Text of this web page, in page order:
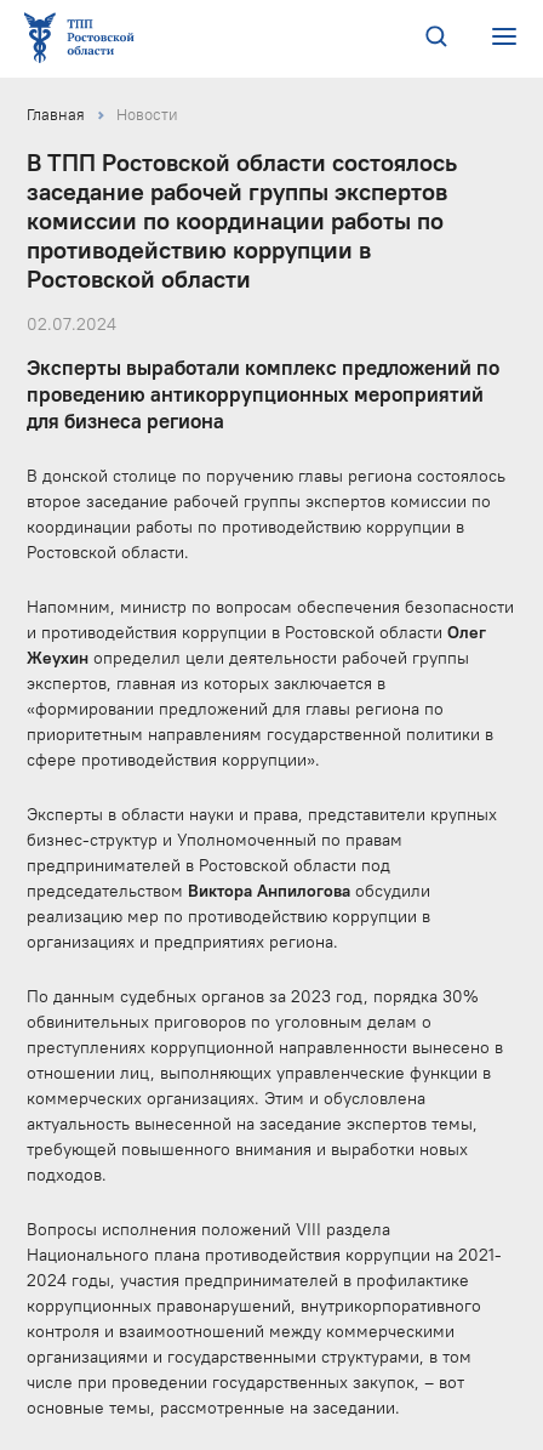
Главная Новости
В ТПП Ростовской области состоялось
заседание рабочей группы экспертов
комиссии по координации работы по
противодействию коррупции в
Ростовской области
02.07.2024
Эксперты выработали комплекс предложений по
проведению антикоррупционных мероприятий
для бизнеса региона
В донской столице по поручению главы региона состоялось
второе заседание рабочей группы экспертов комиссии по
координации работы по противодействию коррупции в
Ростовской области.
Напомним, министр по вопросам обеспечения безопасности
и противодействия коррупции в Ростовской областиОлег
Жеухин определил цели деятельности рабочей группы
экспертов, главная из которых заключается в
«формировании предложений для главы региона по
приоритетным направлениям государственной политики в
сфере противодействия коррупции».
Эксперты в области науки и права, представители крупных
бизнес-структур и Уполномоченный по правам
предпринимателей в Ростовской области под
председательством Виктора Анпилогова обсудили
реализацию мер по противодействию коррупции в
организациях и предприятиях региона.
По данным судебных органов за 2023 год, порядка 30%
обвинительных приговоров по уголовным делам о
преступлениях коррупционной направленности вынесено в
отношении лиц, выполняющих управленческие функции в
коммерческих организациях. Этим и обусловлена
актуальность вынесенной на заседание экспертов темы,
требующей повышенного внимания и выработки новых
подходов.
Вопросы исполнения положений VIII раздела
Национального плана противодействия коррупции на 2021-
2024 годы, участия предпринимателей в профилактике
коррупционных правонарушений, внутрикорпоративного
контроля и взаимоотношений между коммерческими
организациями и государственными структурами, в том
числе при проведении государственных закупок, – вот
основные темы, рассмотренные на заседании.